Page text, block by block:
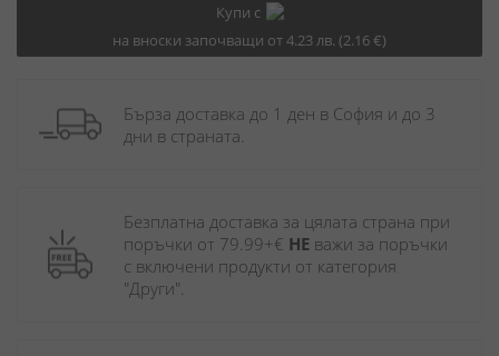
Купи с
на вноски започващи от 4.23 лв. (2.16 €)
Бърза доставка до 1 ден в София и до 3
дни в страната.
Безплатна доставка за цялата страна при
поръчки от 79.99+€ НЕ важи за поръчки
с включени продукти от категория
"Други".